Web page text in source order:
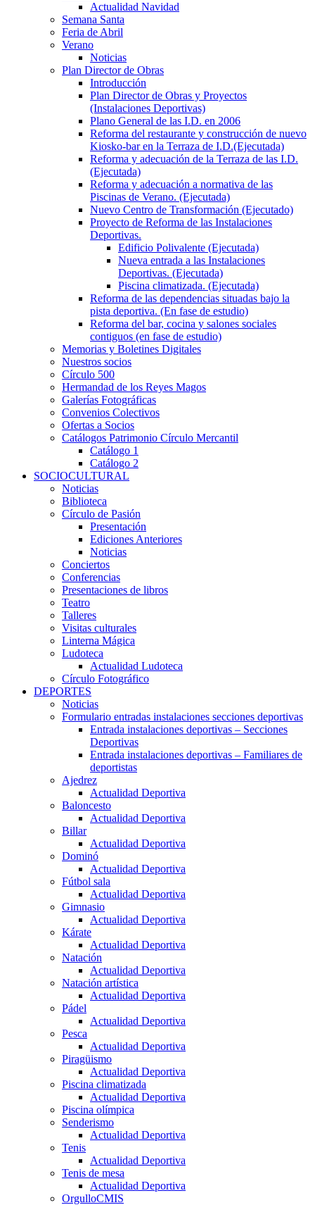
Actualidad Navidad
Semana Santa
Feria de Abril
Verano
Noticias
Plan Director de Obras
Introducción
Plan Director de Obras y Proyectos
(Instalaciones Deportivas)
Plano General de las I.D. en 2006
Reforma del restaurante y construcción de nuevo
Kiosko-bar en la Terraza de I.D.(Ejecutada)
Reforma y adecuación de la Terraza de las I.D.
(Ejecutada)
Reforma y adecuación a normativa de las
Piscinas de Verano. (Ejecutada)
Nuevo Centro de Transformación (Ejecutado)
Proyecto de Reforma de las Instalaciones
Deportivas.
Edificio Polivalente (Ejecutada)
Nueva entrada a las Instalaciones
Deportivas. (Ejecutada)
Piscina climatizada. (Ejecutada)
Reforma de las dependencias situadas bajo la
pista deportiva. (En fase de estudio)
Reforma del bar, cocina y salones sociales
contiguos (en fase de estudio)
Memorias y Boletines Digitales
Nuestros socios
Círculo 500
Hermandad de los Reyes Magos
Galerías Fotográficas
Convenios Colectivos
Ofertas a Socios
Catálogos Patrimonio Círculo Mercantil
Catálogo 1
Catálogo 2
SOCIOCULTURAL
Noticias
Biblioteca
Círculo de Pasión
Presentación
Ediciones Anteriores
Noticias
Conciertos
Conferencias
Presentaciones de libros
Teatro
Talleres
Visitas culturales
Linterna Mágica
Ludoteca
Actualidad Ludoteca
Círculo Fotográfico
DEPORTES
Noticias
Formulario entradas instalaciones secciones deportivas
Entrada instalaciones deportivas – Secciones
Deportivas
Entrada instalaciones deportivas – Familiares de
deportistas
Ajedrez
Actualidad Deportiva
Baloncesto
Actualidad Deportiva
Billar
Actualidad Deportiva
Dominó
Actualidad Deportiva
Fútbol sala
Actualidad Deportiva
Gimnasio
Actualidad Deportiva
Kárate
Actualidad Deportiva
Natación
Actualidad Deportiva
Natación artística
Actualidad Deportiva
Pádel
Actualidad Deportiva
Pesca
Actualidad Deportiva
Piragüismo
Actualidad Deportiva
Piscina climatizada
Actualidad Deportiva
Piscina olímpica
Senderismo
Actualidad Deportiva
Tenis
Actualidad Deportiva
Tenis de mesa
Actualidad Deportiva
OrgulloCMIS